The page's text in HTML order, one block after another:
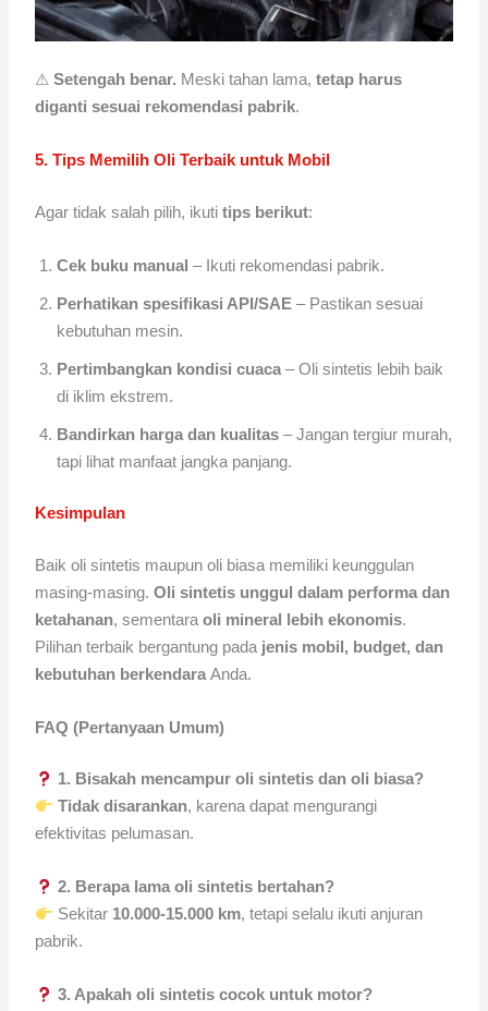
⚠Setengah benar. Meski tahan lama,tetap harus
diganti sesuai rekomendasi pabrik.
5. Tips Memilih Oli Terbaik untuk Mobil
Agar tidak salah pilih, ikutitips berikut:
Cek buku manual – Ikuti rekomendasi pabrik.
Perhatikan spesifikasi API/SAE – Pastikan sesuai
kebutuhan mesin.
Pertimbangkan kondisi cuaca – Oli sintetis lebih baik
di iklim ekstrem.
Bandirkan harga dan kualitas – Jangan tergiur murah,
tapi lihat manfaat jangka panjang.
Kesimpulan
Baik oli sintetis maupun oli biasa memiliki keunggulan
masing-masing.Oli sintetis unggul dalam performa dan
ketahanan, sementaraoli mineral lebih ekonomis.
Pilihan terbaik bergantung pada jenis mobil, budget, dan
kebutuhan berkendara Anda.
FAQ (Pertanyaan Umum)
1. Bisakah mencampur oli sintetis dan oli biasa?
Tidak disarankan, karena dapat mengurangi
efektivitas pelumasan.
2. Berapa lama oli sintetis bertahan?
Sekitar 10.000-15.000 km, tetapi selalu ikuti anjuran
pabrik.
3. Apakah oli sintetis cocok untuk motor?